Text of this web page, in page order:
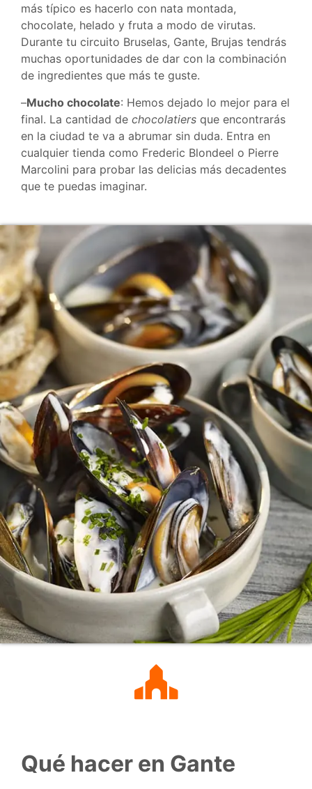
más típico es hacerlo con nata montada,
chocolate, helado y fruta a modo de virutas.
Durante tu circuito Bruselas, Gante, Brujas tendrás
muchas oportunidades de dar con la combinación
de ingredientes que más te guste.
–Mucho chocolate: Hemos dejado lo mejor para el
final. La cantidad de chocolatiers que encontrarás
en la ciudad te va a abrumar sin duda. Entra en
cualquier tienda como Frederic Blondeel o Pierre
Marcolini para probar las delicias más decadentes
que te puedas imaginar.
Qué hacer en Gante